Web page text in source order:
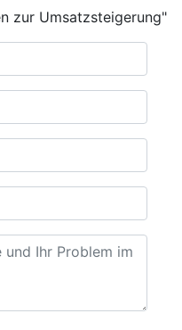
zur Umsatzsteigerung"